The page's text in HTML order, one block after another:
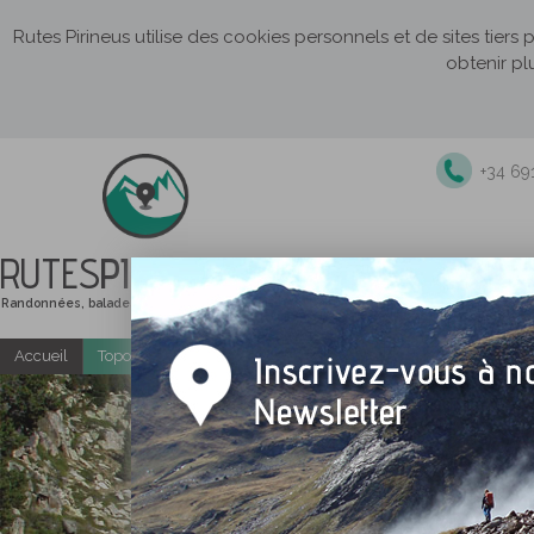
Rutes Pirineus utilise des cookies personnels et de sites
obtenir
RUTESPIRINEUS
Randonnées, balades et itinéraires de montagne
+34
Accueil Topo-guides gratuits Randonnées accompagnées